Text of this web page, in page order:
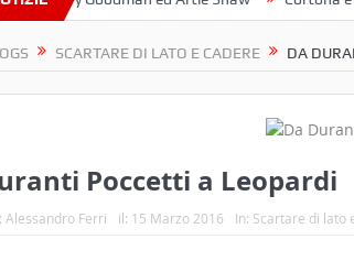
SCARTARE DI LATO E CADERE DA
Poccetti a Leopardi
Alessandro Ferri il: 15 Marzo 2016 In: Scartare di lato